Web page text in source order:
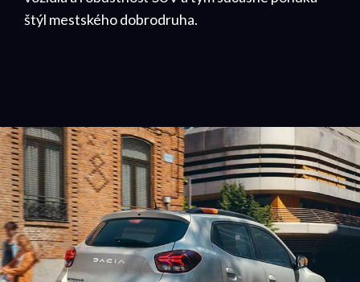
štýl mestského dobrodruha.